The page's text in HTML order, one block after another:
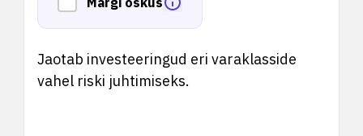
Jaotab investeeringud eri varaklasside
vahel riski juhtimiseks.